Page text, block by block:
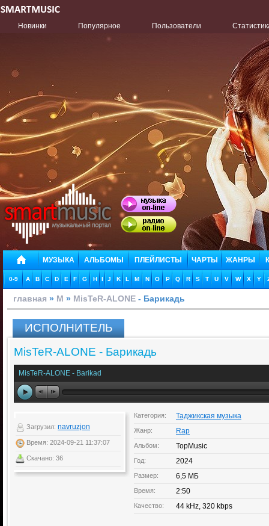
Новинки Популярное Пользователи
МУЗЫКА АЛЬБОМЫ ПЛЕЙЛИСТЫ ЧАРТЫ ЖАНРЫ
0-9 A B C D E F G H I J K L M N O P Q R S T U V W X Y
главная » M » MisTeR-ALONE - Барикадь
ИСПОЛНИТЕЛЬ
MisTeR-ALONE - Барикадь
MisTeR-ALONE - Barikad
Загрузил: navruzjon
Время: 2024-09-21 11:37:07
Скачано: 36
Категория: Таджикская музыка
Жанр: Rap
Альбом: TopMusic
Год: 2024
Размер: 6,5 МБ
Время: 2:50
Качество: 44 kHz, 320 kbps